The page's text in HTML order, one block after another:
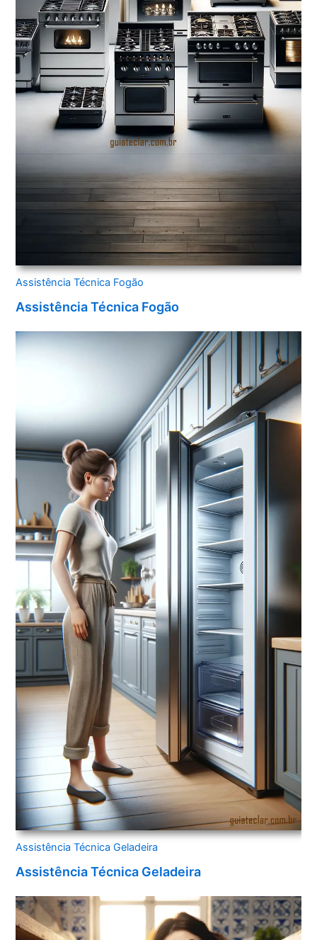
Assistência Técnica Fogão
Assistência Técnica Fogão
Assistência Técnica Geladeira
Assistência Técnica Geladeira